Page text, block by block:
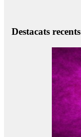
Destacats recents